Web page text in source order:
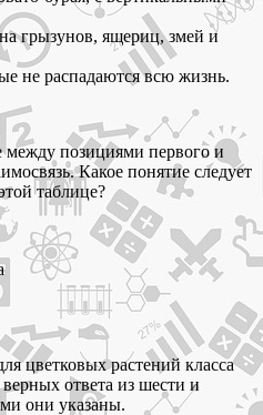
грызунов, ящериц, змей и
не распадаются всю жизнь.
позициями первого и
Какое понятие следует
таблице?
цветковых растений класса
ответа из шести и
они указаны.